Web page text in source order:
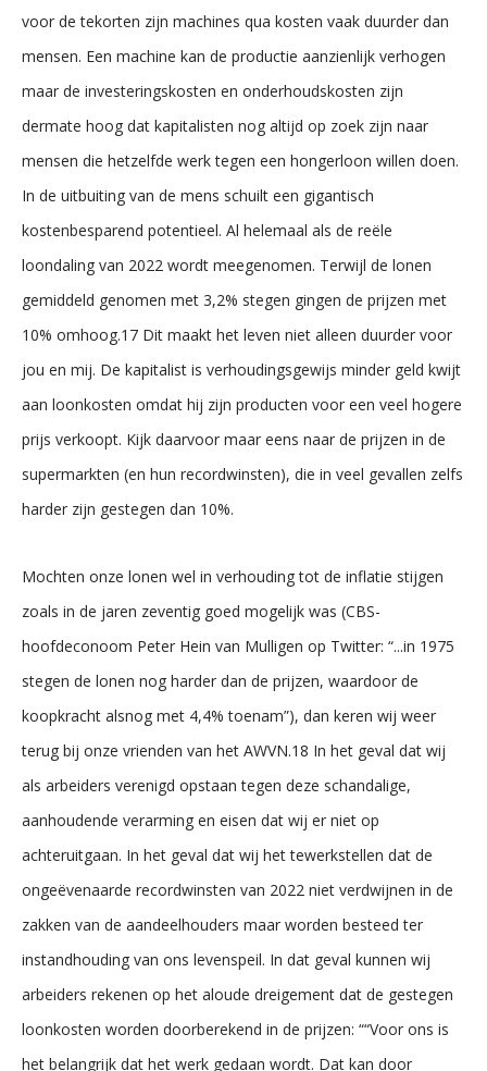
voor de tekorten zijn machines qua kosten vaak duurder dan
mensen. Een machine kan de productie aanzienlijk verhogen
maar de investeringskosten en onderhoudskosten zijn
dermate hoog dat kapitalisten nog altijd op zoek zijn naar
mensen die hetzelfde werk tegen een hongerloon willen doen.
In de uitbuiting van de mens schuilt een gigantisch
kostenbesparend potentieel. Al helemaal als de reële
loondaling van 2022 wordt meegenomen. Terwijl de lonen
gemiddeld genomen met 3,2% stegen gingen de prijzen met
10% omhoog.17 Dit maakt het leven niet alleen duurder voor
jou en mij. De kapitalist is verhoudingsgewijs minder geld kwijt
aan loonkosten omdat hij zijn producten voor een veel hogere
prijs verkoopt. Kijk daarvoor maar eens naar de prijzen in de
supermarkten (en hun recordwinsten), die in veel gevallen zelfs
harder zijn gestegen dan 10%.
Mochten onze lonen wel in verhouding tot de inflatie stijgen
zoals in de jaren zeventig goed mogelijk was (CBS-
hoofdeconoom Peter Hein van Mulligen op Twitter: “...in 1975
stegen de lonen nog harder dan de prijzen, waardoor de
koopkracht alsnog met 4,4% toenam”), dan keren wij weer
terug bij onze vrienden van het AWVN.18 In het geval dat wij
als arbeiders verenigd opstaan tegen deze schandalige,
aanhoudende verarming en eisen dat wij er niet op
achteruitgaan. In het geval dat wij het tewerkstellen dat de
ongeëvenaarde recordwinsten van 2022 niet verdwijnen in de
zakken van de aandeelhouders maar worden besteed ter
instandhouding van ons levenspeil. In dat geval kunnen wij
arbeiders rekenen op het aloude dreigement dat de gestegen
loonkosten worden doorberekend in de prijzen: ““Voor ons is
het belangrijk dat het werk gedaan wordt. Dat kan door